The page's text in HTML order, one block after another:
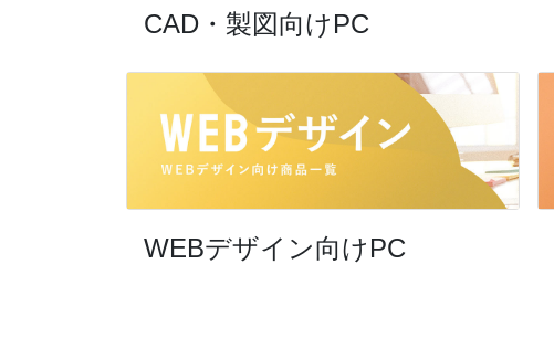
CAD・製図向けPC
WEBデザイン向けPC